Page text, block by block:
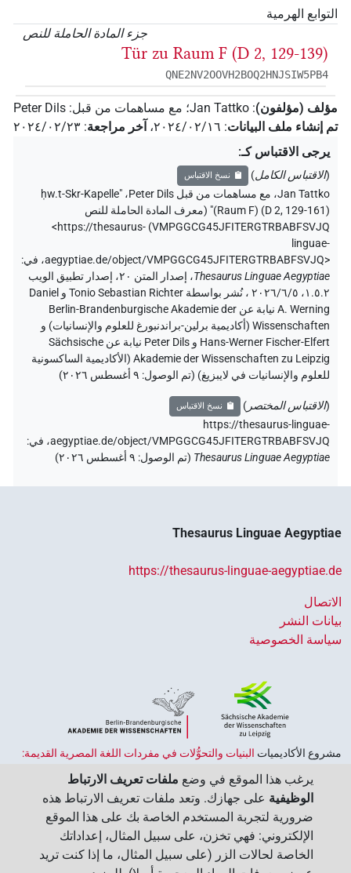
التوابع الهرمية
جزء المادة الحاملة للنص
Tür zu Raum F (D 2, 129-139)
QNE2NV2OOVH2BOQ2HNJSIW5PB4
مؤلف (مؤلفون):
Jan Tattko؛ مع مساهمات من قبل:
Peter Dils
تم إنشاء ملف البيانات: ٢٠٢٤/٠٢/١٦، آخر مراجعة: ٢٠٢٤/٠٢/٢٣
يرجى الاقتباس كـ:
(الاقتباس الكامل) نسخ الاقتباس
Jan Tattko، مع مساهمات من قبل Peter Dils، "ḥw.t-Skr-Kapelle
(Raum F) (D 2, 129-161)" (
معرف المادة الحاملة للنص
VMPGGCG45JFITERGTRBABFSVJQ
)
<https://thesaurus-
linguae-
aegyptiae.de/object/VMPGGCG45JFITERGTRBABFSVJQ>، في:
Thesaurus Linguae Aegyptiae،
إصدار المتن ٢٠، إصدار تطبيق الويب
۱.٥.٢، ٢٠٢٦/٦/٥ ، نُشر بواسطة Tonio Sebastian Richter و Daniel
A. Werning نيابة عن Berlin-Brandenburgische Akademie der
Wissenschaften (أكاديمية برلين-براندنبورغ للعلوم والإنسانيات) و
Hans-Werner Fischer-Elfert و Peter Dils نيابة عن Sächsische
Akademie der Wissenschaften zu Leipzig (الأكاديمية الساكسونية
للعلوم والإنسانيات في لايبزيغ) (تم الوصول: ٩ أغسطس ٢٠٢٦ )
(الاقتباس المختصر ) نسخ الاقتباس
https://thesaurus-linguae-
aegyptiae.de/object/VMPGGCG45JFITERGTRBABFSVJQ، في:
Thesaurus Linguae Aegyptiae
(تم الوصول: ٩ أغسطس ٢٠٢٦ )
Thesaurus Linguae Aegyptiae
https://thesaurus-linguae-aegyptiae.de
الاتصال
بيانات النشر
سياسة الخصوصية
مشروع الأكاديميات ‏ البنيات والتحوُّلات في مفردات اللغة المصرية القديمة:
الممول من قبل الحكومة الاتحادية وحكومات الولايات بجمهورية ألمانيا
الاتحادية، وهو يهدف إلى الحفاظ على تراثنا الثقافي واسترجاعه واستكشافه.
يُنسَّق البرنامج من قِبلاتحاد الأكاديميات الألمانية للعلوم والإنسانيات‏.
يرغب هذا الموقع في وضع ملفات تعريف الارتباط
الوظيفية على جهازك. وتعد ملفات تعريف الارتباط هذه
ضرورية لتجربة المستخدم الخاصة بك على هذا الموقع
الإلكتروني: فهي تخزن، على سبيل المثال، إعداداتك
الخاصة لحالات الزر (على سبيل المثال، ما إذا كنت تريد